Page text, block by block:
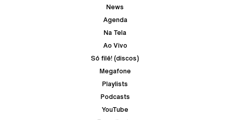
News
Agenda
Na Tela
Ao Vivo
Só filé! (discos)
Megafone
Playlists
Podcasts
YouTube